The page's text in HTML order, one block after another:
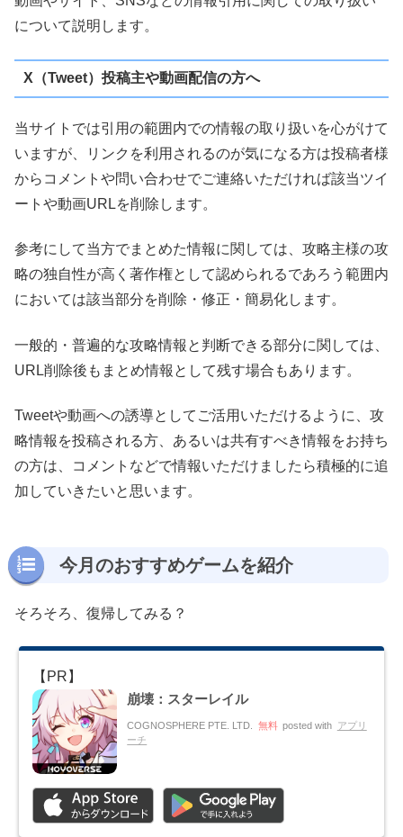
について説明します。
X（Tweet）投稿主や動画配信の方へ
当サイトでは引用の範囲内での情報の取り扱いを心がけて
いますが、リンクを利用されるのが気になる方は投稿者様
からコメントや問い合わせでご連絡いただければ該当ツイ
ートや動画URLを削除します。
参考にして当方でまとめた情報に関しては、攻略主様の攻
略の独自性が高く著作権として認められるであろう範囲内
においては該当部分を削除・修正・簡易化します。
一般的・普遍的な攻略情報と判断できる部分に関しては、
URL削除後もまとめ情報として残す場合もあります。
Tweetや動画への誘導としてご活用いただけるように、攻
略情報を投稿される方、あるいは共有すべき情報をお持ち
の方は、コメントなどで情報いただけましたら積極的に追
加していきたいと思います。
今月のおすすめゲームを紹介
そろそろ、復帰してみる？
崩壊：スターレイル
COGNOSPHERE PTE. LTD. 無料 posted with アプリ
ーチ